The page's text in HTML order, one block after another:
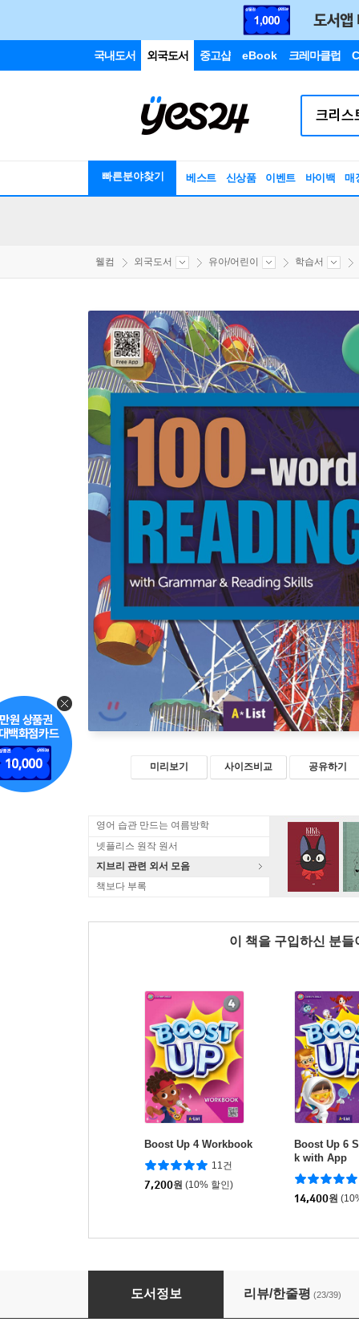
국내도서 외국도서 중고샵 eBook 크레마클럽
빠른분야찾기 베스트 신상품 이벤트 바이백 매
웰컴 외국도서 유아/어린이 학습서
미리보기 사이즈비교 공유하기
영어 습관 만드는 여름방학
넷플리스 원작 원서
지브리 관련 외서 모음
책보다 부록
이 책을 구입하신 분
Boost Up 4 Workbook
11건
7,200원 (10% 할인)
Boost Up 6
k with App
14,400원
100-word READING 1
도서정보 리뷰/한줄평 (23/39)